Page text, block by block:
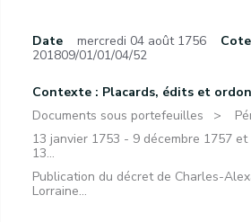
Date mercredi 04 août 1756
Cote
201809/01/01/04/52
Contexte : Placards, édits et
Documents sous portefeuilles
13 janvier 1753 - 9 décembre 1757
13...
Publication du décret de Charles-
Lorraine...